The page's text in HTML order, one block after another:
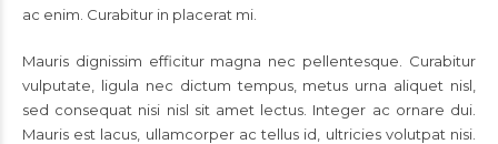
ac enim. Curabitur in placerat mi.
Mauris dignissim efficitur magna nec pellentesque. Curabitur
vulputate, ligula nec dictum tempus, metus urna aliquet nisl,
sed consequat nisi nisl sit amet lectus. Integer ac ornare dui.
Mauris est lacus, ullamcorper ac tellus id, ultricies volutpat nisi.